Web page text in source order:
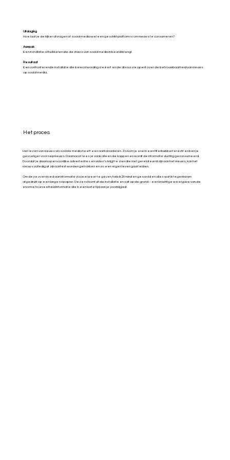
Uitdaging
Hoe laat je de kijker afvragen of social media wel een geschikt platform is om nieuws te consumeren?
Aanpak
Een installatie ontwikkelen die de chaos van social media in beeld brengt.
Resultaat
Een confronterende installatie die bewustwording creëert en de discussie opent over de betrouwbaarheid van nieuws
op social media.
Het proces
Het lezen van nieuws via sociale media heeft een aantal nadelen. Zo kom je snel in een filterbubbel terecht en ben je
gevoeliger voor nepnieuws. Daarnaast lees je vaak alleen de koppen en wordt de informatie vluchtig geconsumeerd.
Doordat je daarna persoonlijke advertenties en video’s krijgt te zien die niet gerelateerd zijn aan het nieuws, kan het
nieuws volledig uit zijn context worden getrokken en zo een eigen leven gaat leiden.
Om deze overvloed aan informatie visueel weer te geven, heb ik 20 minuten gescrold en alles wat ik tegenkwam
afgedrukt op een lange rol papier. Deze rol komt uit de installatie en valt op de grond – een krachtige weergave van de
enorme hoeveelheid informatie die in een korte tijd aan je voorbijgaat.